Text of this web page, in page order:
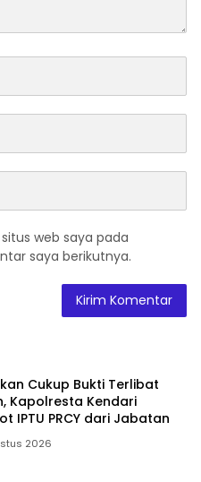
web saya pada
saya berikutnya.
Cukup Bukti Terlibat
Kapolresta Kendari
IPTU PRCY dari Jabatan
2026